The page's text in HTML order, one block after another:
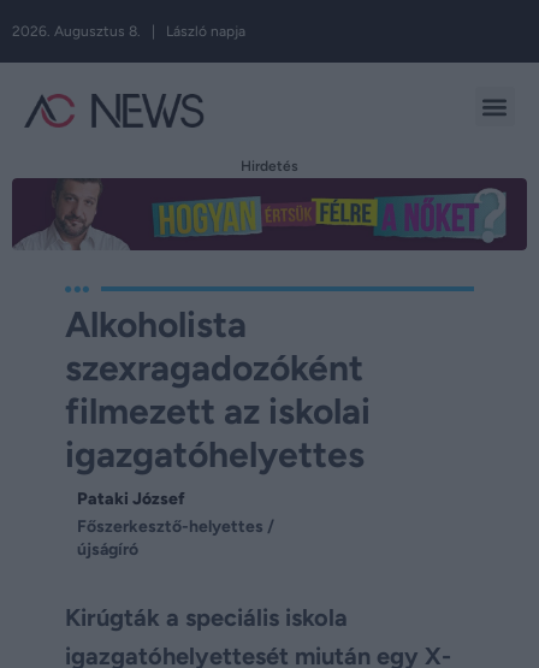
2026. Augusztus 8. | László napja
Hirdetés
Alkoholista
szexragadozóként
filmezett az iskolai
igazgatóhelyettes
Pataki József
Főszerkesztő-helyettes /
újságíró
Kirúgták a speciális iskola
igazgatóhelyettesét miután egy X-